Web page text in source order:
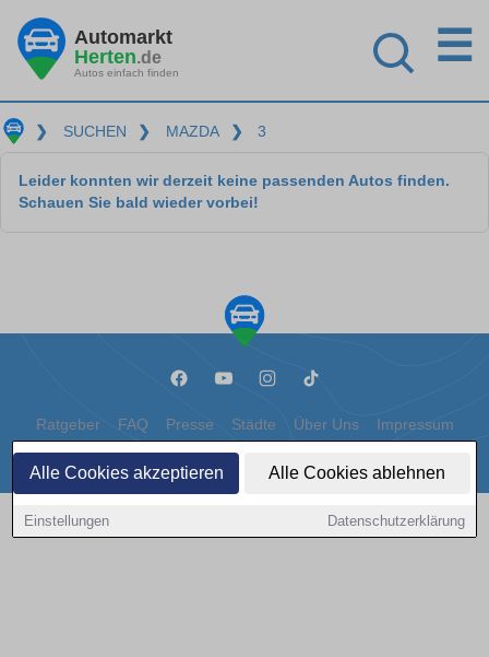
Alle Cookies akzeptieren Alle Cookies ablehnen
Einstellungen Datenschutzerklärung
Automarkt
Herten.de
Autos einfach finden
☰
❯ SUCHEN ❯ MAZDA ❯ 3
Leider konnten wir derzeit keine passenden Autos finden.
Schauen Sie bald wieder vorbei!
Ratgeber FAQ Presse Städte Über Uns Impressum
Datenschutz Cookies
Copyright © 2000 - 2026 | 1A Infosysteme GmbH | Content by: 1a-sites-autos